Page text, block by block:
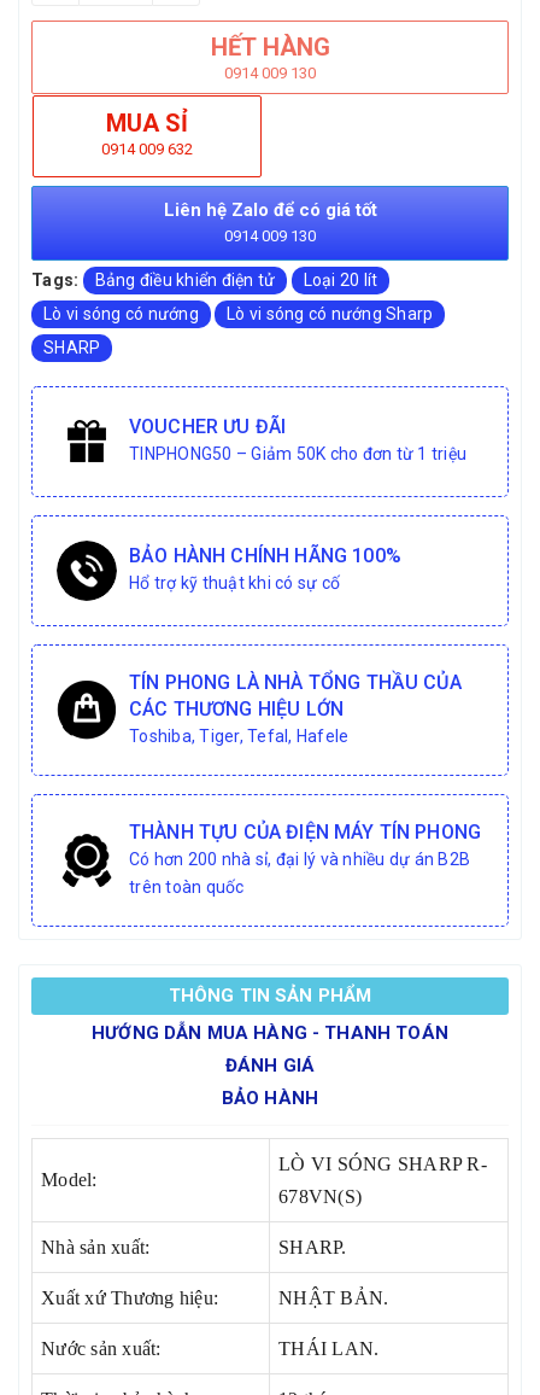
HẾT HÀNG
0914 009 130
MUA SỈ
0914 009 632
Liên hệ Zalo để có giá tốt
0914 009 130
Tags: Bảng điều khiển điện tử
Loại 20 lít
Lò vi sóng có nướng
Lò vi sóng có nướng Sharp
SHARP
VOUCHER ƯU ĐÃI
TINPHONG50 – Giảm 50K cho đơn từ 1 triệu
BẢO HÀNH CHÍNH HÃNG 100%
Hổ trợ kỹ thuật khi có sự cố
TÍN PHONG LÀ NHÀ TỔNG THẦU CỦA
CÁC THƯƠNG HIỆU LỚN
Toshiba, Tiger, Tefal, Hafele
THÀNH TỰU CỦA ĐIỆN MÁY TÍN PHONG
Có hơn 200 nhà sỉ, đại lý và nhiều dự án B2B
trên toàn quốc
THÔNG TIN SẢN PHẨM
HƯỚNG DẪN MUA HÀNG - THANH TOÁN
ĐÁNH GIÁ
BẢO HÀNH
Model:
LÒ VI SÓNG SHARP R-
678VN(S)
Nhà sản xuất: SHARP.
Xuất xứ Thương hiệu: NHẬT BẢN.
Nước sản xuất: THÁI LAN.